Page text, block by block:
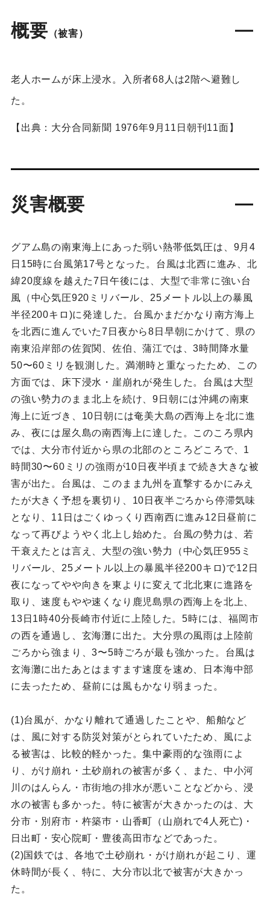
概要 （被害）
老人ホームが床上浸水。入所者68人は2階へ避難し
た。
【出典：大分合同新聞 1976年9月11日朝刊11面】
災害概要
グアム島の南東海上にあった弱い熱帯低気圧は、9月4
日15時に台風第17号となった。台風は北西に進み、北
緯20度線を越えた7日午後には、大型で非常に強い台
風（中心気圧920ミリバール、25メートル以上の暴風
半径200キロ)に発達した。台風かまだかなり南方海上
を北西に進んでいた7日夜から8日早朝にかけて、県の
南東沿岸部の佐賀関、佐伯、蒲江では、3時間降水量
50〜60ミリを観測した。満潮時と重なったため、この
方面では、床下浸水・崖崩れが発生した。台風は大型
の強い勢力のまま北上を続け、9日朝には沖縄の南東
海上に近づき、10日朝には奄美大島の西海上を北に進
み、夜には屋久島の南西海上に達した。このころ県内
では、大分市付近から県の北部のところどころで、1
時間30〜60ミリの強雨が10日夜半頃まで続き大きな被
害が出た。台風は、このまま九州を直撃するかにみえ
たが大きく予想を裏切り、10日夜半ごろから停滞気味
となり、11日はごくゆっくり西南西に進み12日昼前に
なって再びようやく北上し始めた。台風の勢力は、若
干衰えたとは言え、大型の強い勢力（中心気圧955ミ
リバール、25メートル以上の暴風半径200キロ)で12日
夜になってやや向きを東よりに変えて北北東に進路を
取り、速度もやや速くなり鹿児島県の西海上を北上、
13日1時40分長崎市付近に上陸した。5時には、福岡市
の西を通過し、玄海灘に出た。大分県の風雨は上陸前
ごろから強まり、3〜5時ごろが最も強かった。台風は
玄海灘に出たあとはますます速度を速め、日本海中部
に去ったため、昼前には風もかなり弱まった。
(1)台風が、かなり離れて通過したことや、船舶など
は、風に対する防災対策がとられていたため、風によ
る被害は、比較的軽かった。集中豪雨的な強雨によ
り、がけ崩れ・土砂崩れの被害が多く、また、中小河
川のはんらん・市街地の排水が悪いことなどから、浸
水の被害も多かった。特に被害が大きかったのは、大
分市・別府市・杵築巿・山香町（山崩れで4人死亡)・
日出町・安心院町・豊後高田市などであった。
(2)国鉄では、各地で土砂崩れ・がけ崩れが起こり、運
休時間が長く、特に、大分市以北で被害が大きかっ
た。